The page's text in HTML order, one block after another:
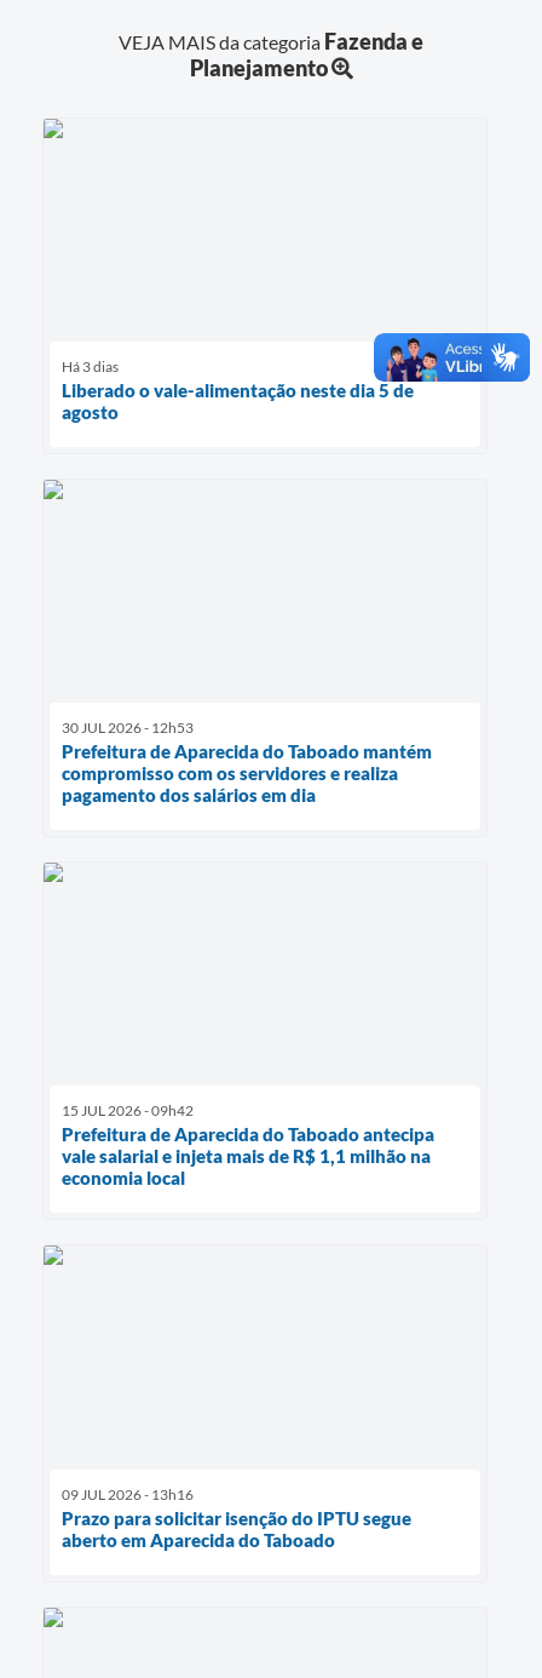
VEJA MAIS da categoria Fazenda e
Planejamento
Há 3 dias
Liberado o vale-alimentação neste dia 5 de
agosto
30 JUL 2026 - 12h53
Prefeitura de Aparecida do Taboado mantém
compromisso com os servidores e realiza
pagamento dos salários em dia
15 JUL 2026 - 09h42
Prefeitura de Aparecida do Taboado antecipa
vale salarial e injeta mais de R$ 1,1 milhão na
economia local
09 JUL 2026 - 13h16
Prazo para solicitar isenção do IPTU segue
aberto em Aparecida do Taboado